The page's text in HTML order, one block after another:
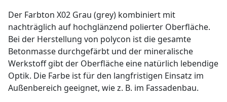
Der Farbton X02 Grau (grey) kombiniert mit
nachträglich auf hochglänzend polierter Oberfläche.
Bei der Herstellung von polycon ist die gesamte
Betonmasse durchgefärbt und der mineralische
Werkstoff gibt der Oberfläche eine natürlich lebendige
Optik. Die Farbe ist für den langfristigen Einsatz im
Außenbereich geeignet, wie z. B. im Fassadenbau.